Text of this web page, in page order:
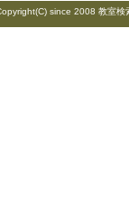
since 2008 教室検